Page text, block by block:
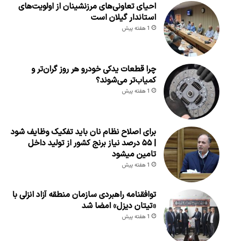
احیای تعاونی‌های مرزنشینان از اولویت‌های
استاندار گیلان است
1 هفته پیش
چرا قطعات یدکی خودرو هر روز گران‌تر و
کمیاب‌تر می‌شوند؟
1 هفته پیش
برای اصلاح نظام نان باید تفکیک وظایف شود
| ۵۵ درصد نیاز برنج کشور از تولید داخل
تامین میشود
1 هفته پیش
توافقنامه راهبردی سازمان منطقه آزاد انزلی با
«تیتان دیزل» امضا شد
1 هفته پیش